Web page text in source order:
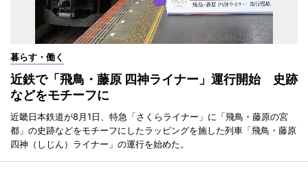
暮らす・働く
近鉄で「飛鳥・藤原 四神ライナー」運行開始 史跡
などをモチーフに
近畿日本鉄道が8月1日、特急「さくらライナー」に「飛鳥・藤原の宮
都」の史跡などをモチーフにしたラッピングを施した列車「飛鳥・藤原
四神（しじん）ライナー」の運行を始めた。